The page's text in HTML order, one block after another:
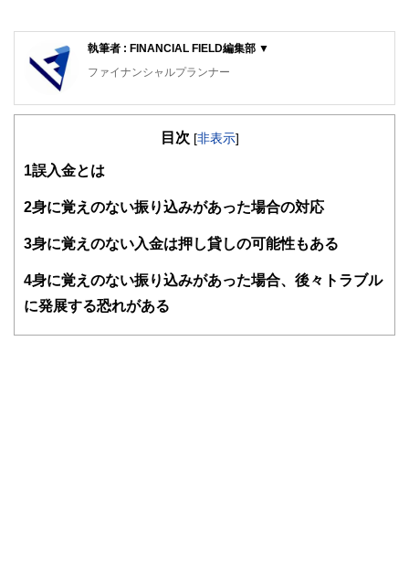
執筆者 : FINANCIAL FIELD編集部 ▼
ファイナンシャルプランナー
FinancialField編集部は、金融、経済に関する記事を、日々
知識がない方でも理解できるようわかりやすく発信していま
得者を中心に「お金や暮らし」に関する書籍・雑誌の編集経
験者で構成され、企画立案から記事掲載まですべての工程に
護士、税理士、宅地建物取引士、相続診断士、住宅ローンア
ドバイザー、DCプランナー、公認会計士、社会保険労務
士、行政書士、投資アナリスト、キャリアコンサルタントな
目次 [非表示]
1 誤入金とは
2身に覚えのない振り込みがあった場合の対応
3身に覚えのない入金は押し貸しの可能性もある
4身に覚えのない振り込みがあった場合、後々トラブル
に発展する恐れがある